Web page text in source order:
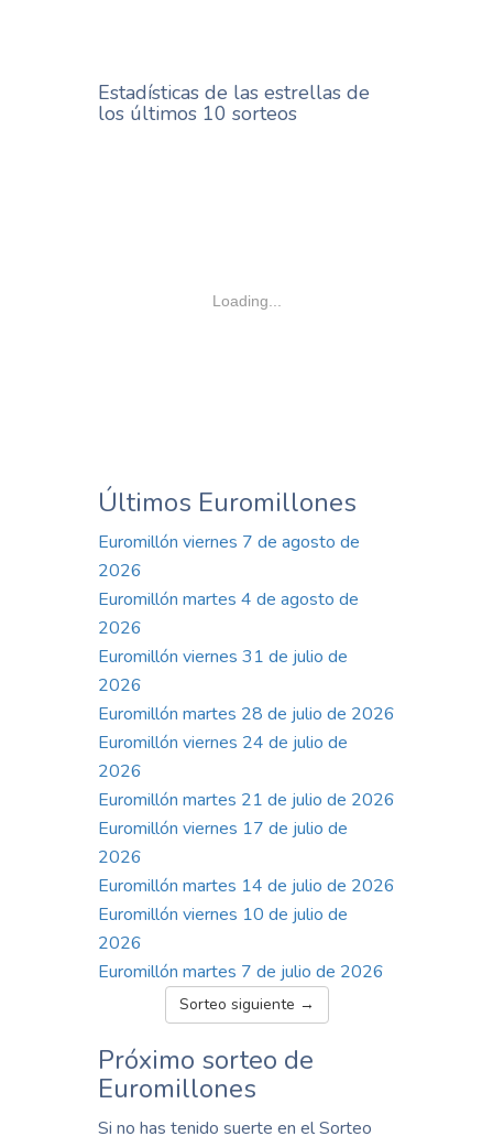
Estadísticas de las estrellas de
los últimos 10 sorteos
Loading...
Últimos Euromillones
Euromillón viernes 7 de agosto de
2026
Euromillón martes 4 de agosto de
2026
Euromillón viernes 31 de julio de
2026
Euromillón martes 28 de julio de 2026
Euromillón viernes 24 de julio de
2026
Euromillón martes 21 de julio de 2026
Euromillón viernes 17 de julio de
2026
Euromillón martes 14 de julio de 2026
Euromillón viernes 10 de julio de
2026
Euromillón martes 7 de julio de 2026
Sorteo siguiente →
Próximo sorteo de
Euromillones
Si no has tenido suerte en el Sorteo